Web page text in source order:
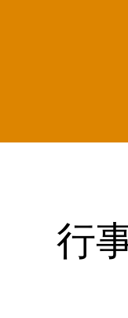
行